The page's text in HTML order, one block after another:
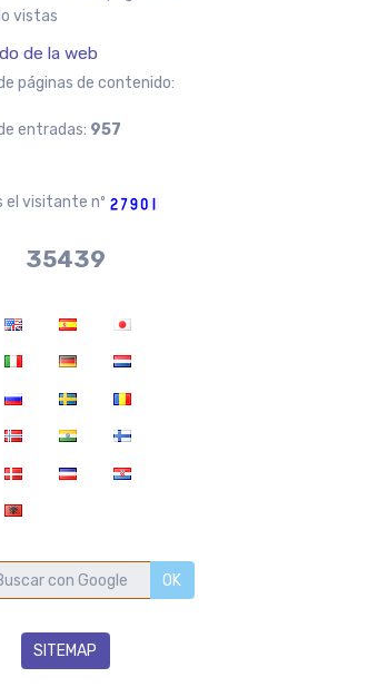
vistas
de la web
páginas de contenido:
entradas: 957
el visitante nº
37970
OK
SITEMAP